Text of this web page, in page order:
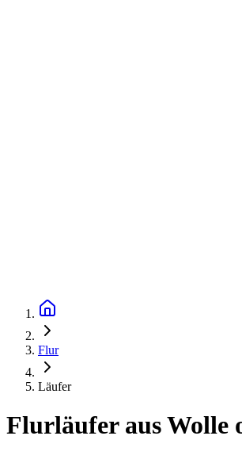
Flur
Läufer
Flurläufer aus Wolle